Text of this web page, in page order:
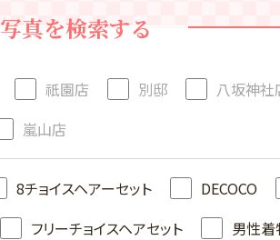
写真を検索する
祇園店 別邸
八坂神社
嵐山店
8チョイスヘアーセット
DECOCO
フリーチョイスヘアセット
男性着